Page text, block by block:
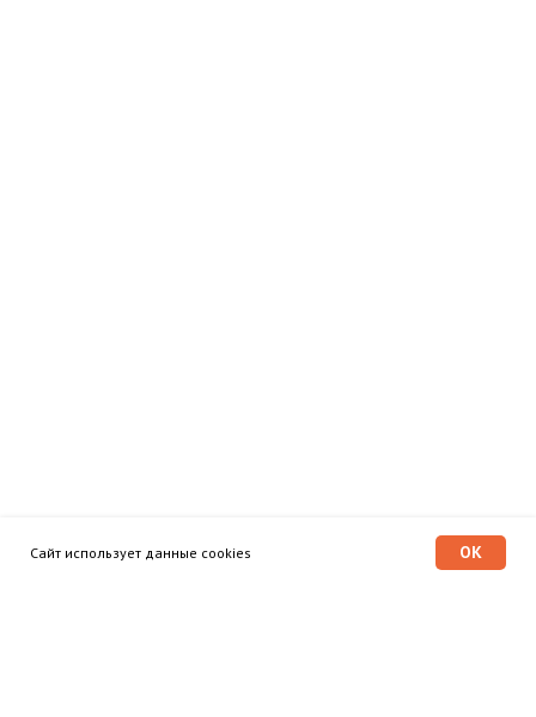
Сайт использует данные cookies OK